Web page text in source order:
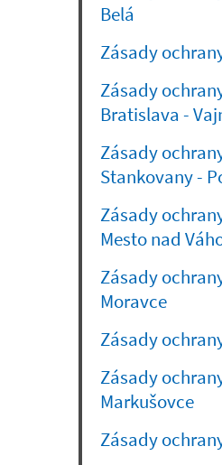
Belá
Zásady
Zásady
Bratislava -
Zásady
Stankovany -
Zásady
Mesto nad
Zásady
Moravce
Zásady
Zásady
Markušovce
Zásady